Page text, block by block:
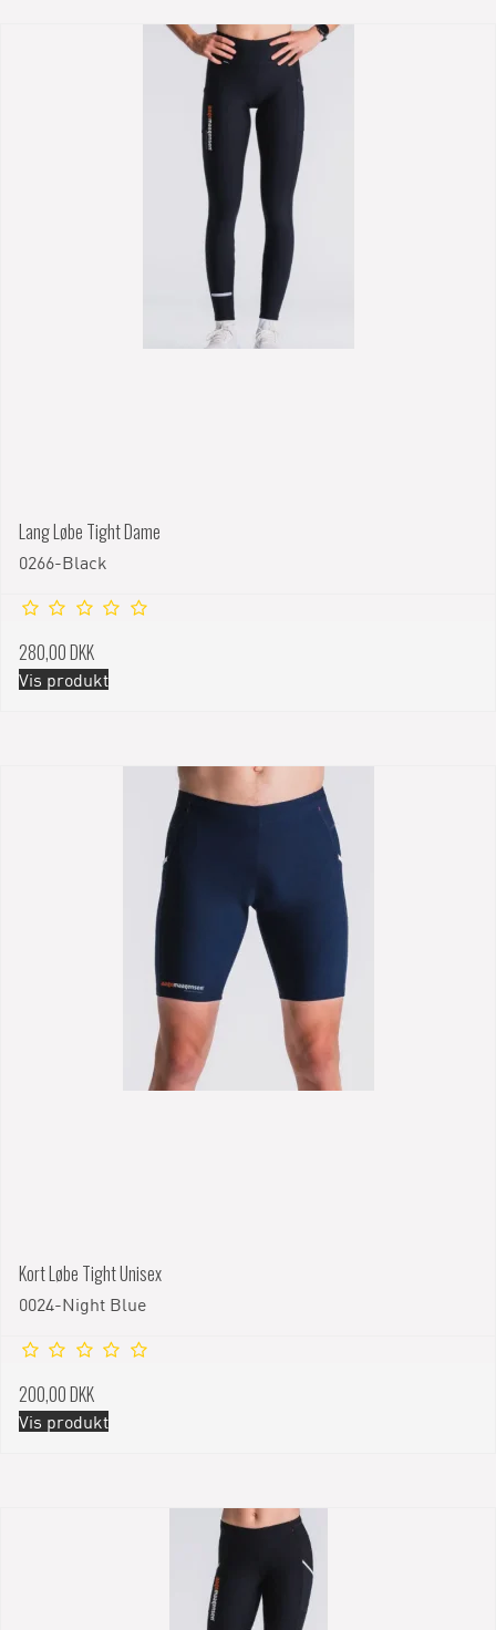
Lang Løbe Tight Dame
0266-Black
280,00 DKK
Vis produkt
Kort Løbe Tight Unisex
0024-Night Blue
200,00 DKK
Vis produkt